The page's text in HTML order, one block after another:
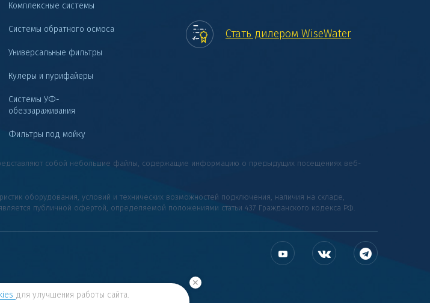
Комплексные системы
Системы обратного осмоса
Универсальные фильтры
Кулеры и пурифайеры
Системы УФ-
обеззараживания
Фильтры под мойку
Стать дилером WiseWater
собой небольшие файлы, содержащие информацию о предыдущих посещениях веб-
оборудования, условий и технических возможностей подключения, наличия на складе,
публичной офертой, определяемой положениями статьи 437 Гражданского кодекса РФ.
для улучшения работы сайта.
✕